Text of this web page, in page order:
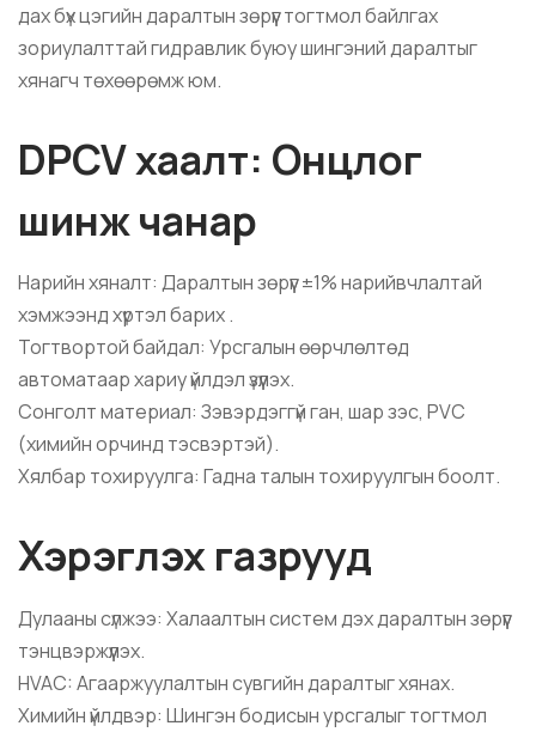
дах бүх цэгийн даралтын зөрүүг тогтмол байлгах
зориулалттай гидравлик буюу шингэний даралтыг
хянагч төхөөрөмж юм.
DPCV хаалт: Онцлог
шинж чанар
Нарийн хяналт: Даралтын зөрүүг ±1% нарийвчлалтай
хэмжээнд хүртэл барих .
Тогтвортой байдал: Урсгалын өөрчлөлтөд
автоматаар хариу үйлдэл үзүүлэх.
Сонголт материал: Зэвэрдэггүй ган, шар зэс, PVC
(химийн орчинд тэсвэртэй).
Хялбар тохируулга: Гадна талын тохируулгын боолт.
Хэрэглэх газрууд
Дулааны сүлжээ: Халаалтын систем дэх даралтын зөрүүг
тэнцвэржүүлэх.
HVAC: Агааржуулалтын сувгийн даралтыг хянах.
Химийн үйлдвэр: Шингэн бодисын урсгалыг тогтмол